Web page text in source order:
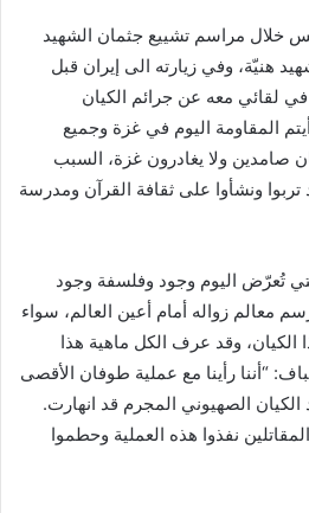
خلال مراسم تشييع جثمان الشهيد
هنيّة، وفي زيارته الى إيران قبل
لقائي معه عن جرائم الكيان
المقاومة اليوم في غزة وجميع
صامدين ولا يغادرون غزة، السبب
ونشأوا على ثقافة القرآن ومدرسة
تُعرّض اليوم وجود وفلسفة وجود
معالم زواله أمام أعين العالم، سواء
وقد عرف الكل ماهية هذا
“أننا رأينا مع عملية طوفان الأقصى
الصهيوني المجرم قد انهارت.
نفذوا هذه العملية وحطموا